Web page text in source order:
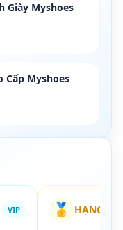
Giày Myshoes
Cấp Myshoes
VIP 🥇 HẠNG